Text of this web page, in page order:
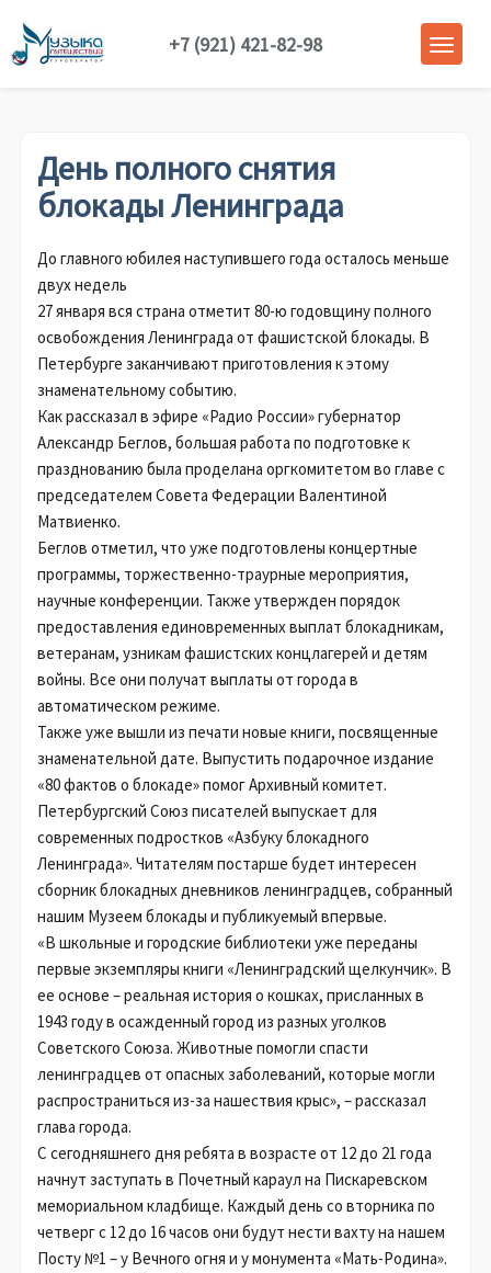
+7 (921) 421-82-98
День полного снятия
блокады Ленинграда
До главного юбилея наступившего года осталось меньше
двух недель
27 января вся страна отметит 80-ю годовщину полного
освобождения Ленинграда от фашистской блокады. В
Петербурге заканчивают приготовления к этому
знаменательному событию.
Как рассказал в эфире «Радио России» губернатор
Александр Беглов, большая работа по подготовке к
празднованию была проделана оргкомитетом во главе с
председателем Совета Федерации Валентиной
Матвиенко.
Беглов отметил, что уже подготовлены концертные
программы, торжественно-траурные мероприятия,
научные конференции. Также утвержден порядок
предоставления единовременных выплат блокадникам,
ветеранам, узникам фашистских концлагерей и детям
войны. Все они получат выплаты от города в
автоматическом режиме.
Также уже вышли из печати новые книги, посвященные
знаменательной дате. Выпустить подарочное издание
«80 фактов о блокаде» помог Архивный комитет.
Петербургский Союз писателей выпускает для
современных подростков «Азбуку блокадного
Ленинграда». Читателям постарше будет интересен
сборник блокадных дневников ленинградцев, собранный
нашим Музеем блокады и публикуемый впервые.
«В школьные и городские библиотеки уже переданы
первые экземпляры книги «Ленинградский щелкунчик». В
ее основе – реальная история о кошках, присланных в
1943 году в осажденный город из разных уголков
Советского Союза. Животные помогли спасти
ленинградцев от опасных заболеваний, которые могли
распространиться из-за нашествия крыс», – рассказал
глава города.
С сегодняшнего дня ребята в возрасте от 12 до 21 года
начнут заступать в Почетный караул на Пискаревском
мемориальном кладбище. Каждый день со вторника по
четверг с 12 до 16 часов они будут нести вахту на нашем
Посту №1 – у Вечного огня и у монумента «Мать-Родина».